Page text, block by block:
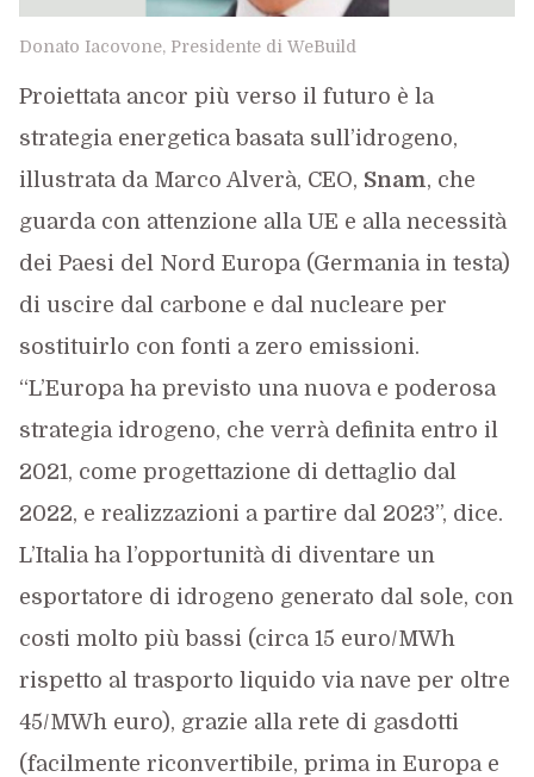
Donato Iacovone, Presidente di WeBuild
Proiettata ancor più verso il futuro è la
strategia energetica basata sull’idrogeno,
illustrata da Marco Alverà, CEO, Snam, che
guarda con attenzione alla UE e alla necessità
dei Paesi del Nord Europa (Germania in testa)
di uscire dal carbone e dal nucleare per
sostituirlo con fonti a zero emissioni.
“L’Europa ha previsto una nuova e poderosa
strategia idrogeno, che verrà definita entro il
2021, come progettazione di dettaglio dal
2022, e realizzazioni a partire dal 2023”, dice.
L’Italia ha l’opportunità di diventare un
esportatore di idrogeno generato dal sole, con
costi molto più bassi (circa 15 euro/MWh
rispetto al trasporto liquido via nave per oltre
45/MWh euro), grazie alla rete di gasdotti
(facilmente riconvertibile, prima in Europa e